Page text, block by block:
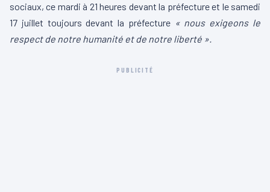
sociaux, ce mardi à 21 heures devant la préfecture et le samedi
17 juillet toujours devant la préfecture « nous exigeons le
respect de notre humanité et de notre liberté ».
PUBLICITÉ